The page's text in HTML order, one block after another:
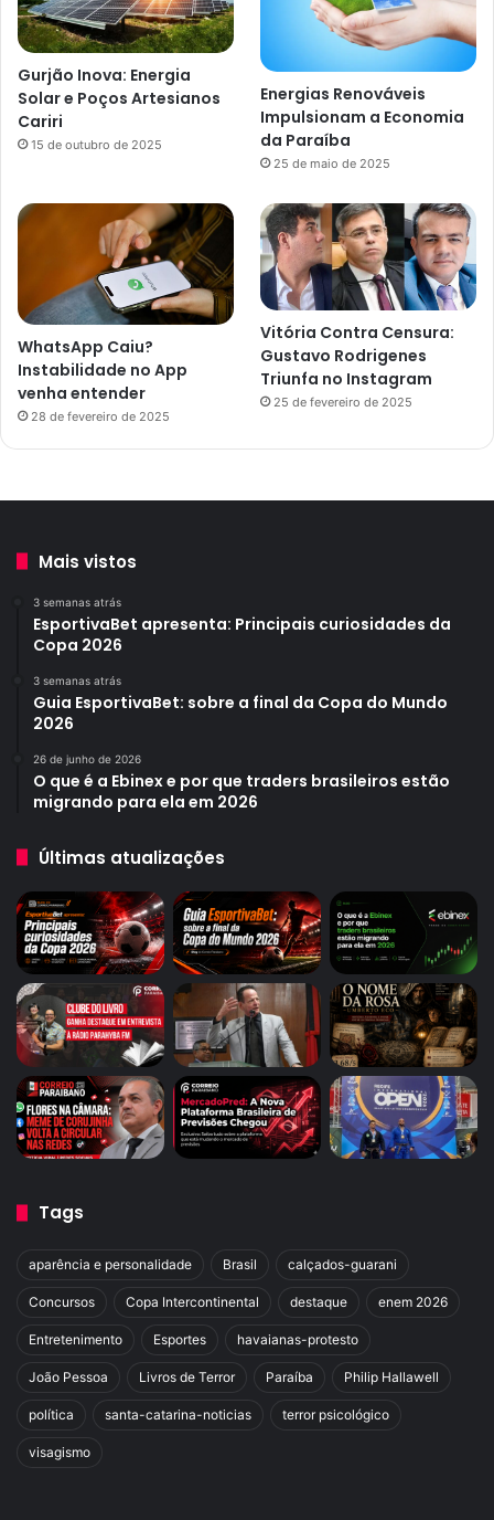
Gurjão Inova: Energia
Solar e Poços Artesianos
Cariri
15 de outubro de 2025
Energias Renováveis
Impulsionam a Economia
da Paraíba
25 de maio de 2025
WhatsApp Caiu?
Instabilidade no App
venha entender
28 de fevereiro de 2025
Vitória Contra Censura:
Gustavo Rodrigenes
Triunfa no Instagram
25 de fevereiro de 2025
Mais vistos
3 semanas atrás
EsportivaBet apresenta: Principais curiosidades da
Copa 2026
3 semanas atrás
Guia EsportivaBet: sobre a final da Copa do Mundo
2026
26 de junho de 2026
O que é a Ebinex e por que traders brasileiros estão
migrando para ela em 2026
Últimas atualizações
Tags
aparência e personalidade Brasil calçados-guarani
Concursos Copa Intercontinental destaque enem 2026
Entretenimento Esportes havaianas-protesto
João Pessoa Livros de Terror Paraíba Philip Hallawell
política santa-catarina-noticias terror psicológico
visagismo